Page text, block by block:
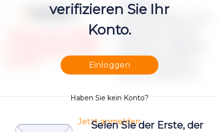
Moneyz.csv
Please note, that only registered
Apraksts par
ipsum dolor sit amet,
elit, sed do eiusmod
tempor incididunt ut
verifizieren Sie Ihr
Konto.
Einloggen
Haben Sie kein Konto?
Jetzt anmelden
Seien Sie der Erste, der